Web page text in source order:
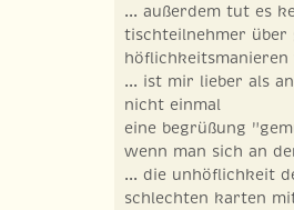
... außerdem tut es
tischteilnehmer über
... ist mir lieber als
nicht einmal
eine begrüßung
wenn man sich an
... die unhöflichkeit
schlechten karten